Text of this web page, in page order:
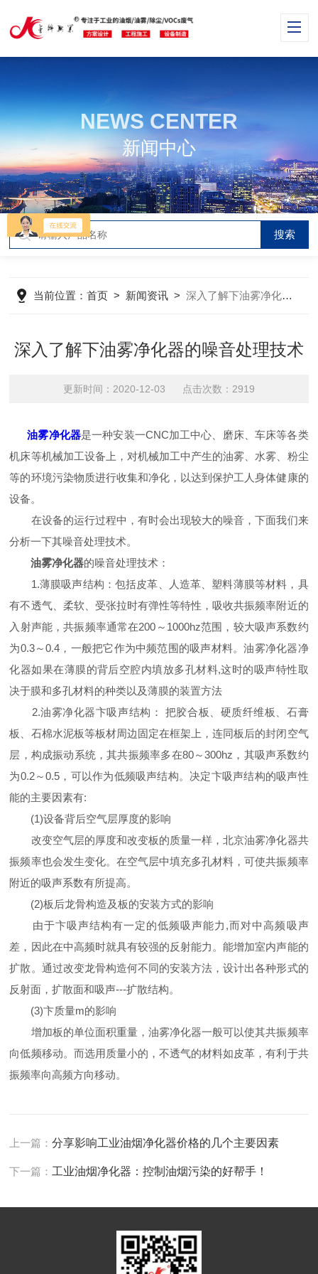
NEWS CENTER
新闻中心
当前位置：首页 > 新闻资讯 >深入了解下油雾净化器的噪音处理技术
深入了解下油雾净化器的噪音处理技术
更新时间：2020-12-03 点击次数：2919
油雾净化器是一种安装一CNC加工中心、磨床、车床等各类
机床等机械加工设备上，对机械加工中产生的油雾、水雾、粉尘
等的环境污染物质进行收集和净化，以达到保护工人身体健康的
设备。
在设备的运行过程中，有时会出现较大的噪音，下面我们来
分析一下其噪音处理技术。
油雾净化器的噪音处理技术：
1.薄膜吸声结构：包括皮革、人造革、塑料薄膜等材料，具
有不透气、柔软、受张拉时有弹性等特性，吸收共振频率附近的
入射声能，共振频率通常在200～1000hz范围，较大吸声系数约
为0.3～0.4，一般把它作为中频范围的吸声材料。油雾净化器净
化器如果在薄膜的背后空腔内填放多孔材料,这时的吸声特性取
决于膜和多孔材料的种类以及薄膜的装置方法
2.油雾净化器卞吸声结构： 把胶合板、硬质纤维板、石膏
板、石棉水泥板等板材周边固定在框架上，连同板后的封闭空气
层，构成振动系统，其共振频率多在80～300hz，其吸声系数约
为0.2～0.5，可以作为低频吸声结构。决定卞吸声结构的吸声性
能的主要因素有:
(1)设备背后空气层厚度的影响
改变空气层的厚度和改变板的质量一样，北京油雾净化器共
振频率也会发生变化。在空气层中填充多孔材料，可使共振频率
附近的吸声系数有所提高。
(2)板后龙骨构造及板的安装方式的影响
由于卞吸声结构有一定的低频吸声能力,而对中高频吸声
差，因此在中高频时就具有较强的反射能力。能增加室内声能的
扩散。通过改变龙骨构造何不同的安装方法，设计出各种形式的
反射面，扩散面和吸声---扩散结构。
(3)卞质量m的影响
增加板的单位面积重量，油雾净化器一般可以使其共振频率
向低频移动。而选用质量小的，不透气的材料如皮革，有利于共
振频率向高频方向移动。
上一篇：分享影响工业油烟净化器价格的几个主要因素
下一篇： 工业油烟净化器：控制油烟污染的好帮手！